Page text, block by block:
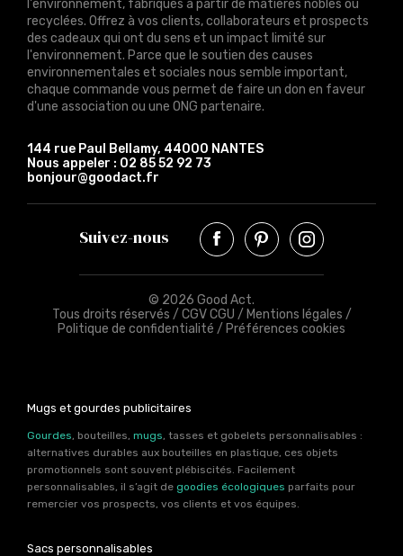
l'environnement, fabriqués à partir de matières nobles ou
recyclées. Offrez à vos clients, collaborateurs et prospects
des cadeaux qui ont du sens et un impact limité sur
l'environnement. Parce que le soutien des causes
environnementales et sociales nous semble important,
chaque commande vous permet de faire un don en faveur
d'une association ou une ONG partenaire.
144 rue Paul Bellamy, 44000 NANTES
Nous appeler : 02 85 52 92 73
bonjour@goodact.fr
Suivez-nous
© 2026 Good Act.
Tous droits réservés / CGV CGU / Mentions légales /
Politique de confidentialité / Préférences cookies
Mugs et gourdes publicitaires
Gourdes , bouteilles, mugs , tasses et gobelets personnalisables :
alternatives durables aux bouteilles en plastique, ces objets
promotionnels sont souvent plébiscités. Facilement
personnalisables, il s’agit de goodies écologiques parfaits pour
remercier vos prospects, vos clients et vos équipes.
Sacs personnalisables